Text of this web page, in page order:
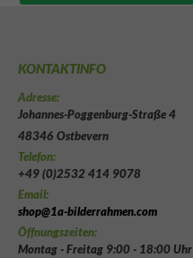
KONTAKTINFO
Adresse:
Johannes-Poggenburg-Straße 4
48346 Ostbevern
Telefon:
+49 (0)2532 414 9078
Email:
shop@1a-bilderrahmen.com
Öffnungszeiten:
Montag - Freitag 9:00 - 18:00 Uhr